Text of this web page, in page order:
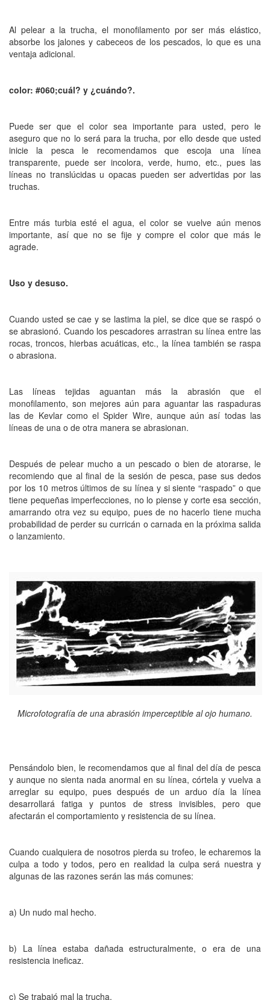
Al pelear a la trucha, el monofilamento por ser más elástico,
absorbe los jalones y cabeceos de los pescados, lo que es una
ventaja adicional.
color: #060;cuál? y ¿cuándo?.
Puede ser que el color sea importante para usted, pero le
aseguro que no lo será para la trucha, por ello desde que usted
inicie la pesca le recomendamos que escoja una línea
transparente, puede ser incolora, verde, humo, etc., pues las
líneas no translúcidas u opacas pueden ser advertidas por las
truchas.
Entre más turbia esté el agua, el color se vuelve aún menos
importante, así que no se fije y compre el color que más le
agrade.
Uso y desuso.
Cuando usted se cae y se lastima la piel, se dice que se raspó o
se abrasionó. Cuando los pescadores arrastran su línea entre las
rocas, troncos, hierbas acuáticas, etc., la línea también se raspa
o abrasiona.
Las líneas tejidas aguantan más la abrasión que el
monofilamento, son mejores aún para aguantar las raspaduras
las de Kevlar como el Spider Wire, aunque aún así todas las
líneas de una o de otra manera se abrasionan.
Después de pelear mucho a un pescado o bien de atorarse, le
recomiendo que al final de la sesión de pesca, pase sus dedos
por los 10 metros últimos de su línea y si siente “raspado” o que
tiene pequeñas imperfecciones, no lo piense y corte esa sección,
amarrando otra vez su equipo, pues de no hacerlo tiene mucha
probabilidad de perder su curricán o carnada en la próxima salida
o lanzamiento.
Microfotografía de una abrasión imperceptible al ojo humano.
Pensándolo bien, le recomendamos que al final del día de pesca
y aunque no sienta nada anormal en su línea, córtela y vuelva a
arreglar su equipo, pues después de un arduo día la línea
desarrollará fatiga y puntos de stress invisibles, pero que
afectarán el comportamiento y resistencia de su línea.
Cuando cualquiera de nosotros pierda su trofeo, le echaremos la
culpa a todo y todos, pero en realidad la culpa será nuestra y
algunas de las razones serán las más comunes:
a) Un nudo mal hecho.
b) La línea estaba dañada estructuralmente, o era de una
resistencia ineficaz.
c) Se trabajó mal la trucha.